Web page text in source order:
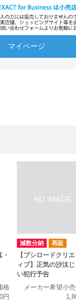
マイページ
格
円
減数分納 再販
【ブシロードクリ
ィブ】正気の沙汰
い犯行予告
メーカー希望小